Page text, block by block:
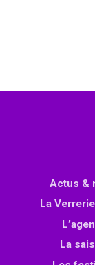
Actus &
La
La